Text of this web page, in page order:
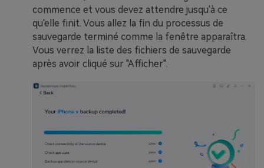
commence et vous devez attendre jusqu'à ce
qu'elle finit. Vous allez la fin du processus de
sauvegarde terminé comme la fenêtre apparaîtra.
Vous verrez la liste des fichiers de sauvegarde
après avoir cliqué sur "Afficher".